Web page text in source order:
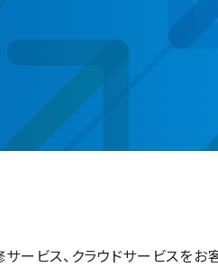
サービス、クラウドサービスを